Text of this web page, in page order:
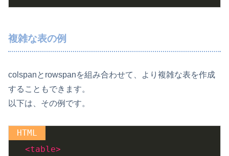
複雑な表の例
colspanとrowspanを組み合わせて、より複雑な表を作成
することもできます。
以下は、その例です。
<table>